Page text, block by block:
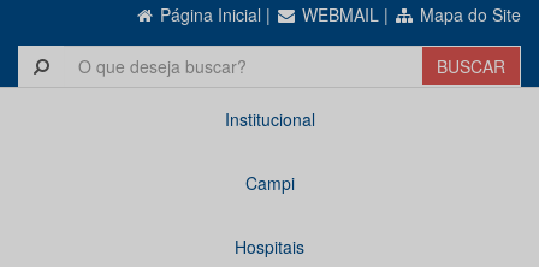
Página Inicial | WEBMAIL | Mapa do Site
Institucional
Campi
Hospitais